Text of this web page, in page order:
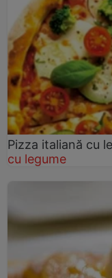
Pizza italiană cu
cu legume